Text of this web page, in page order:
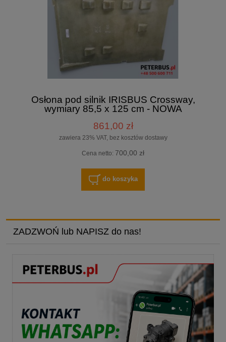
Osłona pod silnik IRISBUS Crossway,
wymiary 85,5 x 125 cm - NOWA
861,00 zł
zawiera 23% VAT, bez kosztów dostawy
Cena netto: 700,00 zł
do koszyka
ZADZWOŃ lub NAPISZ do nas!